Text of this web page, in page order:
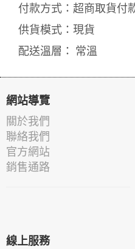
付款方式：超商取貨付
供貨模式：現貨
配送溫層： 常溫
網站導覽
關於我們
聯絡我們
官方網站
銷售通路
線上服務